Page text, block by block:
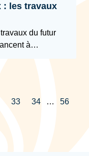
: les travaux
du futur
à…
33 34 … 56